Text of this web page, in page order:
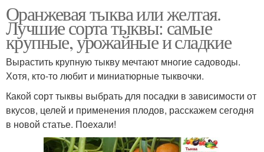
Оранжевая тыква или желтая.
Лучшие сорта тыквы: самые
крупные, урожайные и сладкие
Вырастить крупную тыкву мечтают многие садоводы.
Хотя, кто-то любит и миниатюрные тыквочки.
Какой сорт тыквы выбрать для посадки в зависимости от
вкусов, целей и применения плодов, расскажем сегодня
в новой статье. Поехали!